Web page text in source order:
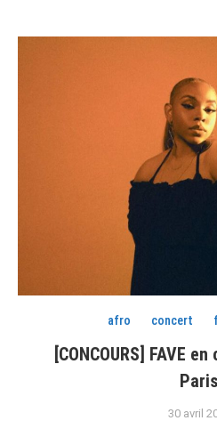
afro concert
[CONCOURS] FAVE
Paris
30 avril